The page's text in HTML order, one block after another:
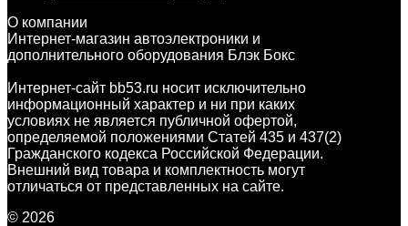
О компании
Интернет-магазин автоэлектроники и
дополнительного оборудования Блэк Бокс
Интернет-сайт bb53.ru носит исключительно
информационный характер и ни при каких
условиях не является публичной офертой,
определяемой положениями Статей 435 и 437(2)
Гражданского кодекса Российской Федерации.
Внешний вид товара и комплектность могут
отличаться от представленных на сайте.
© 2026